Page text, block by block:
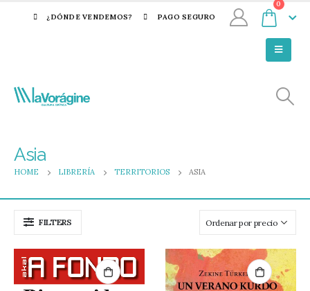
¿DÓNDE VENDEMOS? PAGO SEGURO
0
Asia
HOME LIBRERÍA TERRITORIOS ASIA
FILTERS